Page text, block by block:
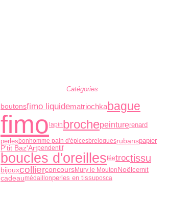
Catégories
boutonsfimo liquidematriochkabague
fimo lapinbrochepeinturerenard
perlesbonhomme pain d'épicesbreloquesrubanspapier
P'tit Baz'Artpendentif
boucles d'oreillesféetroctissu
bijouxcollierconcoursMury le Mouton Noël cernit
cadeaumédaillonperles en tissuposca